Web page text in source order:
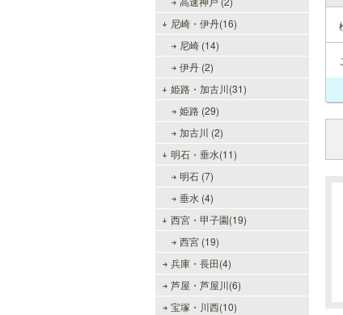
尼崎・伊丹(16)
尼崎 (14)
伊丹 (2)
姫路・加古川(31)
姫路 (29)
加古川 (2)
明石・垂水(11)
明石 (7)
垂水 (4)
西宮・甲子園(19)
西宮 (19)
兵庫・長田(4)
芦屋・芦屋川(6)
宝塚・川西(10)